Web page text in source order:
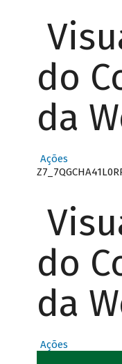
do
da
Ações
do
da
Ações